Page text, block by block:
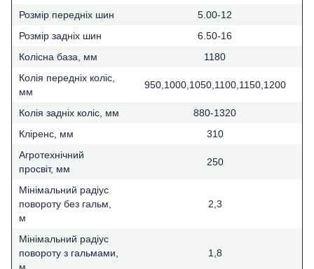
Розмір передніх шин
5.00-12
Розмір задніх шин
6.50-16
Колісна база, мм
1180
Колія передніх коліс,
мм
950,1000,1050,1100,1150,1200
Колія задніх коліс, мм
880-1320
Кліренс, мм
310
Агротехнічний
просвіт, мм
250
Мінімальний радіус
повороту без гальм,
м
2,3
Мінімальний радіус
повороту з гальмами,
1,8